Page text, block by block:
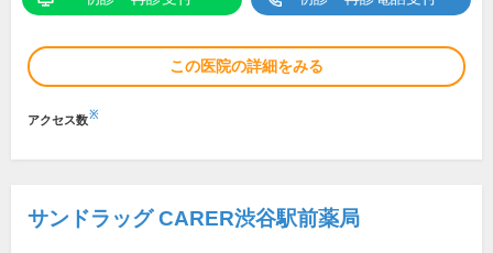
この医院の詳細をみる
アクセス数※
サンドラッグ CARER渋谷駅前薬局